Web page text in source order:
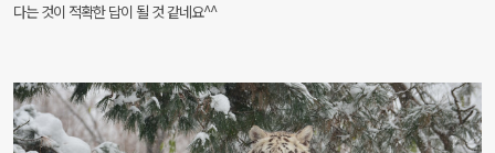
다는 것이 적확한 답이 될 것 같네요^^